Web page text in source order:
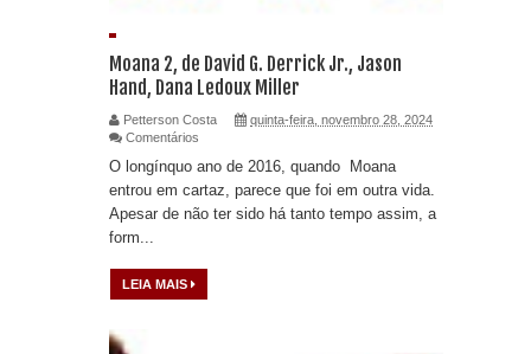
Moana 2, de David G. Derrick Jr., Jason
Hand, Dana Ledoux Miller
Petterson Costa
quinta-feira, novembro 28, 2024
Comentários
O longínquo ano de 2016, quando Moana
entrou em cartaz, parece que foi em outra vida.
Apesar de não ter sido há tanto tempo assim, a
form...
LEIA MAIS